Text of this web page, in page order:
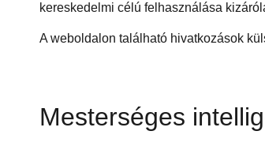
kereskedelmi célú felhasználása
A weboldalon található hivatkozások
Mesterséges